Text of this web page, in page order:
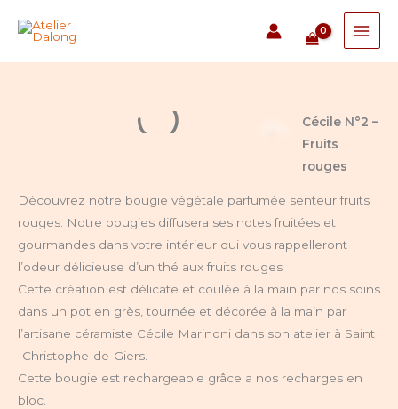
Cécile N°2 –
Fruits
rouges
Découvrez notre bougie végétale parfumée senteur fruits
rouges. Notre bougies diffusera ses notes fruitées et
gourmandes dans votre intérieur qui vous rappelleront
l’odeur délicieuse d’un thé aux fruits rouges
Cette création est délicate et coulée à la main par nos soins
dans un pot en grès, tournée et décorée à la main par
l’artisane céramiste Cécile Marinoni dans son atelier à Saint
-Christophe-de-Giers.
Cette bougie est rechargeable grâce a nos recharges en
bloc.
Fruits
rouges